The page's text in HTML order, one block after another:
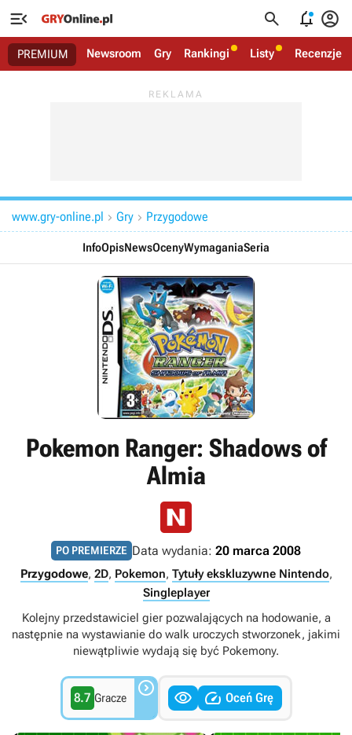
   
PREMIUM Newsroom Gry Rankingi Listy Recenzje
www.gry-online.pl  Gry  Przygodowe
InfoOpisNewsOcenyWymaganiaSeria
Pokemon Ranger: Shadows of
Almia
PO PREMIERZE Data wydania: 20 marca 2008
Przygodowe, 2D, Pokemon, Tytuły ekskluzywne Nintendo,
Singleplayer
Kolejny przedstawiciel gier pozwalających na hodowanie, a
następnie na wystawianie do walk uroczych stworzonek, jakimi
niewątpliwie wydają się być Pokemony.
8.7 Gracze    Oceń Grę